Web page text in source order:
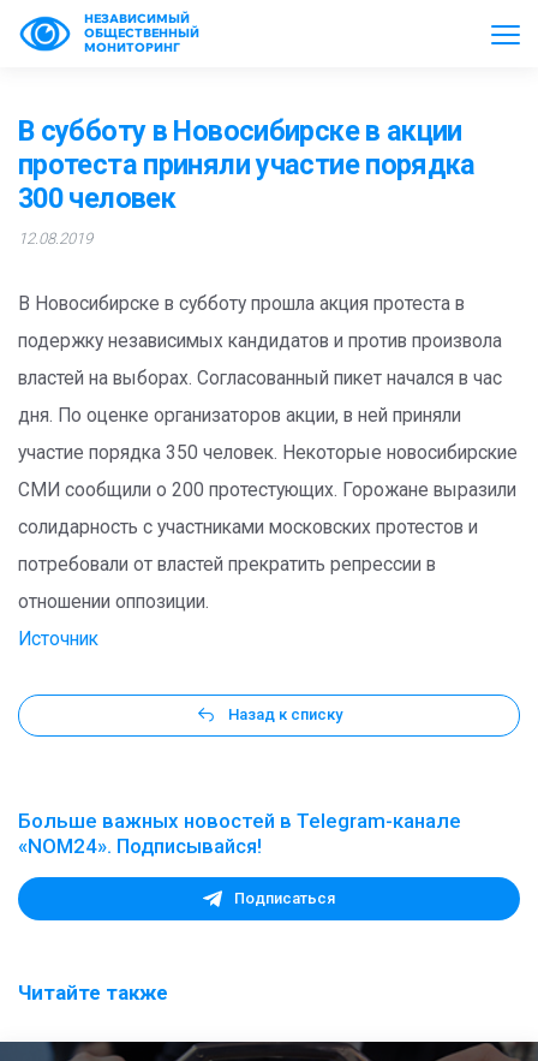
НЕЗАВИСИМЫЙ
ОБЩЕСТВЕННЫЙ
МОНИТОРИНГ
В субботу в Новосибирске в акции
протеста приняли участие порядка
300 человек
12.08.2019
В Новосибирске в субботу прошла акция протеста в
подержку независимых кандидатов и против произвола
властей на выборах. Согласованный пикет начался в час
дня. По оценке организаторов акции, в ней приняли
участие порядка 350 человек. Некоторые новосибирские
СМИ сообщили о 200 протестующих. Горожане выразили
солидарность с участниками московских протестов и
потребовали от властей прекратить репрессии в
отношении оппозиции.
Источник
Назад к списку
Больше важных новостей в Telegram-канале
«NOM24». Подписывайся!
Подписаться
Читайте также